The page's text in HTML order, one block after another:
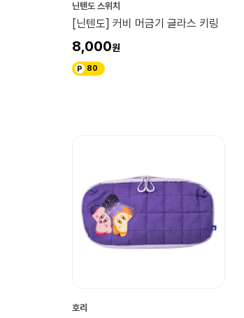
닌텐도 스위치
[닌텐도] 커비 머금기 글라스 키링
8,000
80
호리